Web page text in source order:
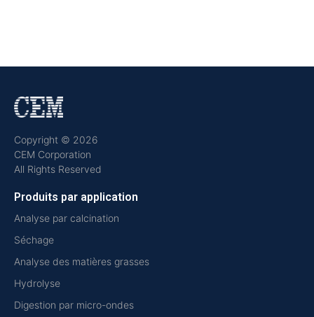
Copyright © 2026
CEM Corporation
All Rights Reserved
Produits par application
Analyse par calcination
Séchage
Analyse des matières grasses
Hydrolyse
Digestion par micro-ondes